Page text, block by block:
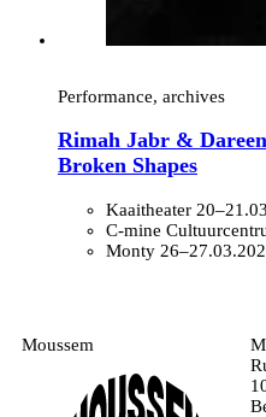
Performance, archives
Rimah Jabr &
Broken Shapes
Kaaitheater
C-mine
Monty
Moussem